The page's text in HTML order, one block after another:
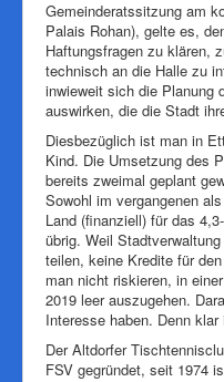
Gemeinderatssitzung am
Palais Rohan), gelte es,
Haftungsfragen zu klären,
technisch an die Halle zu
inwieweit sich die Planung
auswirken, die die Stadt
Diesbezüglich ist man in
Kind. Die Umsetzung des
bereits zweimal geplant
Sowohl im vergangenen
Land (finanziell) für das
übrig. Weil
teilen, keine Kredite für
man nicht riskieren, in
2019 leer auszugehen.
Interesse haben. Denn
Der Altdorfer
FSV gegründet, seit 1974